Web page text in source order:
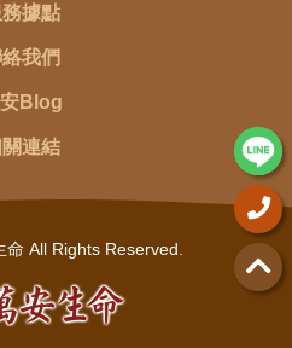
務據點
我們
Blog
連結
All Rights Reserved.